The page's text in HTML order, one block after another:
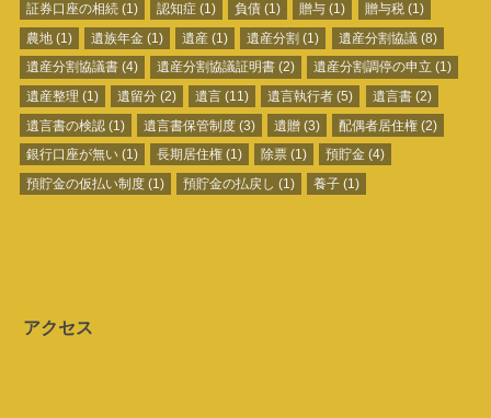
証券口座の相続(1) 認知症 (1) 負債 (1) 贈与 (1) 贈与税(1)
農地(1) 遺族年金 (1) 遺産 (1) 遺産分割 (1) 遺産分割協議(8)
遺産分割協議書(4) 遺産分割協議証明書 (2) 遺産分割調停の申立 (1)
遺産整理 (1) 遺留分 (2) 遺言 (11) 遺言執行者 (5) 遺言書(2)
遺言書の検認(1) 遺言書保管制度 (3) 遺贈 (3) 配偶者居住権 (2)
銀行口座が無い(1) 長期居住権 (1) 除票 (1) 預貯金 (4)
預貯金の仮払い制度(1) 預貯金の払戻し (1) 養子 (1)
アクセス